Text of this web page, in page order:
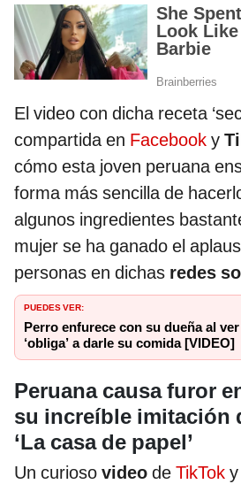
El video con dicha receta
compartida en Facebook y
cómo esta joven peruana
forma más sencilla de
algunos ingredientes
mujer se ha ganado el
personas en dichas redes
PUEDES VER:
Perro enfurece con su dueña al
‘obliga’ a darle su comida [VIDEO]
Peruana causa furor
su increíble imitación
‘La casa de papel’
Un curioso video de TikTok y